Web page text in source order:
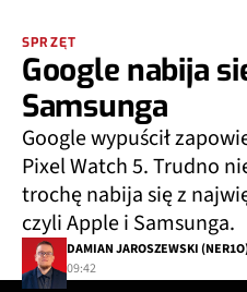
SPRZĘT
Google nabija
Samsunga
Google wypuścił
Pixel Watch 5. Trudno
trochę nabija się z
czyli Apple i Samsunga.
DAMIAN JAROSZEWSKI
09:42